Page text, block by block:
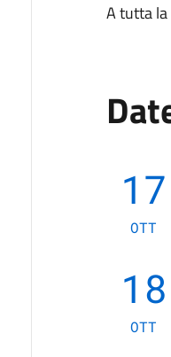
A tutta
17
OTT
18
OTT